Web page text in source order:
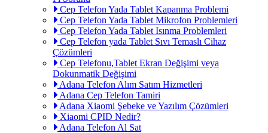
Cep Telefon Yada Tablet Kapanma Problemi
Cep Telefon Yada Tablet Mikrofon Problemleri
Cep Telefon Yada Tablet Isınma Problemleri
Cep Telefon yada Tablet Sıvı Temaslı Cihaz
Çözümleri
Cep Telefonu,Tablet Ekran Değişimi veya
Dokunmatik Değişimi
Adana Telefon Alım Satım Hizmetleri
Adana Cep Telefon Tamiri
Adana Xiaomi Şebeke ve Yazılım Çözümleri
Xiaomi CPID Nedir?
Adana Telefon Al Sat